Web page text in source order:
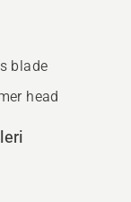
blade
head